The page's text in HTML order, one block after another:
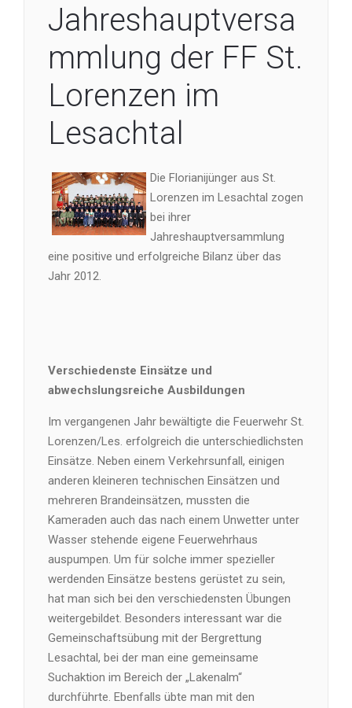
Jahreshauptversa
mmlung der FF St.
Lorenzen im
Lesachtal
Die Florianijünger aus St.
Lorenzen im Lesachtal zogen
bei ihrer
Jahreshauptversammlung
eine positive und erfolgreiche Bilanz über das
Jahr 2012.
Verschiedenste Einsätze und
abwechslungsreiche Ausbildungen
Im vergangenen Jahr bewältigte die Feuerwehr St.
Lorenzen/Les. erfolgreich die unterschiedlichsten
Einsätze. Neben einem Verkehrsunfall, einigen
anderen kleineren technischen Einsätzen und
mehreren Brandeinsätzen, mussten die
Kameraden auch das nach einem Unwetter unter
Wasser stehende eigene Feuerwehrhaus
auspumpen. Um für solche immer spezieller
werdenden Einsätze bestens gerüstet zu sein,
hat man sich bei den verschiedensten Übungen
weitergebildet. Besonders interessant war die
Gemeinschaftsübung mit der Bergrettung
Lesachtal, bei der man eine gemeinsame
Suchaktion im Bereich der „Lakenalm“
durchführte. Ebenfalls übte man mit den